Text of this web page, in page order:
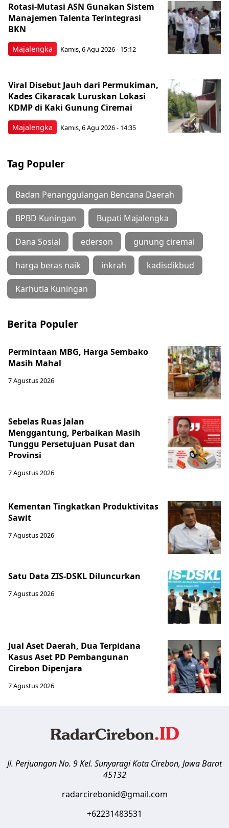
Majalengka
Rotasi-Mutasi ASN Gunakan Sistem
Manajemen Talenta Terintegrasi
BKN
Kamis, 6 Agu 2026 - 15:12
Majalengka
Viral Disebut Jauh dari Permukiman,
Kades Cikaracak Luruskan Lokasi
KDMP di Kaki Gunung Ciremai
Kamis, 6 Agu 2026 - 14:35
Tag Populer
Badan Penanggulangan Bencana Daerah
BPBD Kuningan Bupati Majalengka
Dana Sosial ederson gunung ciremai
harga beras naik inkrah kadisdikbud
Karhutla Kuningan
Berita Populer
Permintaan MBG, Harga Sembako
Masih Mahal
7 Agustus 2026
Sebelas Ruas Jalan
Menggantung, Perbaikan Masih
Tunggu Persetujuan Pusat dan
Provinsi
7 Agustus 2026
Kementan Tingkatkan Produktivitas
Sawit
7 Agustus 2026
Satu Data ZIS-DSKL Diluncurkan
7 Agustus 2026
Jual Aset Daerah, Dua Terpidana
Kasus Aset PD Pembangunan
Cirebon Dipenjara
7 Agustus 2026
Jl. Perjuangan No. 9 Kel. SunyaragiKota Cirebon, Jawa Barat
45132
radarcirebonid@gmail.com
+62231483531